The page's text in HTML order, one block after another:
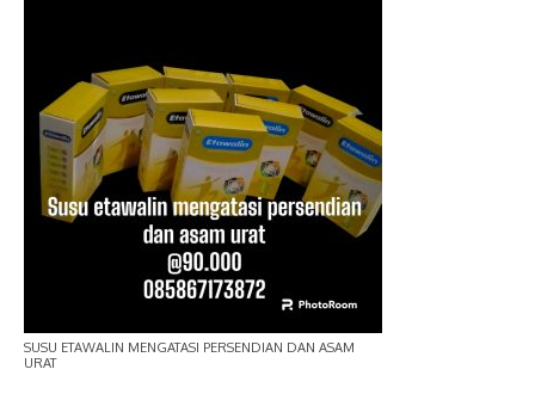
SUSU ETAWALIN MENGATASI PERSENDIAN DAN ASAM
URAT